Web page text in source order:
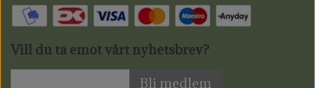
Vill du ta emot vårt nyhetsbrev?
Bli medlem